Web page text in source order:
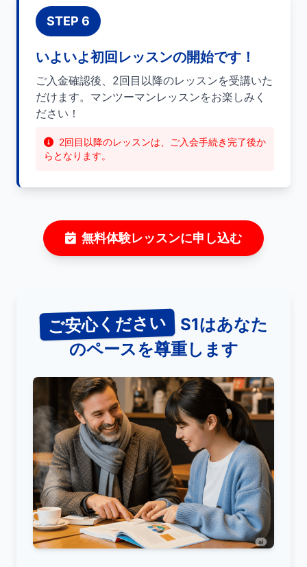
STEP 6
いよいよ初回レッスンの開始です！
ご入金確認後、2回目以降のレッスンを受講いた
だけます。マンツーマンレッスンをお楽しみく
ださい！
2回目以降のレッスンは、ご入会手続き完了後か
らとなります。
無料体験レッスンに申し込む
ご安心ください
S1はあなた
のペースを尊重します